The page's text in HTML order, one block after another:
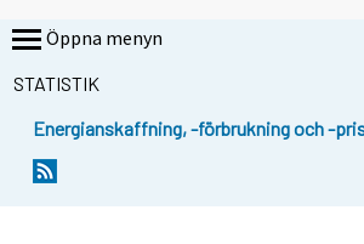
Öppna menyn
STATISTIK
Energianskaffning, -förbrukning och -